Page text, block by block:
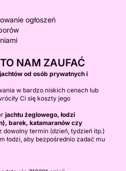
ogłoszeń
NAM ZAUFAĆ
od osób prywatnych i
w bardzo niskich cenach lub
Ci się koszty jego
jachtu żeglowego, łodzi
barek, katamaranów czy
dowolny termin (dzień, tydzień itp.)
łodzi, aby bezpośrednio zadać mu